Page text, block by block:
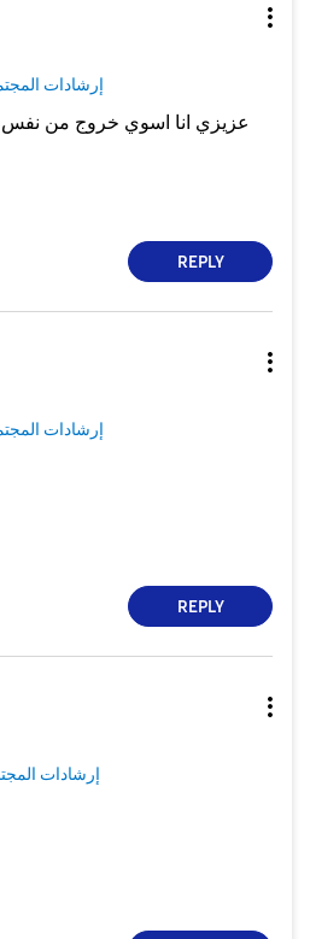
إرشادات
عزيزي انا اسوي خروج من نفس
REPLY
إرشادات
REPLY
إرشادات